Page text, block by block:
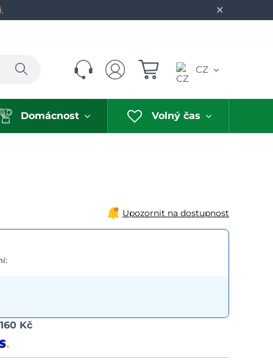
✕
Hledat CZ
Domácnost Volný čas
Upozornit na dostupnost
160 Kč